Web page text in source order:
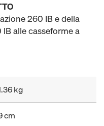
260 IB e della
alle casseforme a
kg
cm